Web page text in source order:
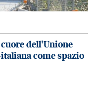
dell'Unione
come spazio